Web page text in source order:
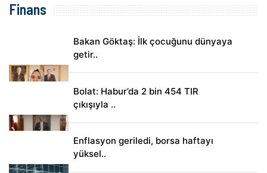
Finans
Bakan Göktaş: İlk çocuğunu dünyaya
getir..
Bolat: Habur’da 2 bin 454 TIR
çıkışıyla ..
Enflasyon geriledi, borsa haftayı
yüksel..